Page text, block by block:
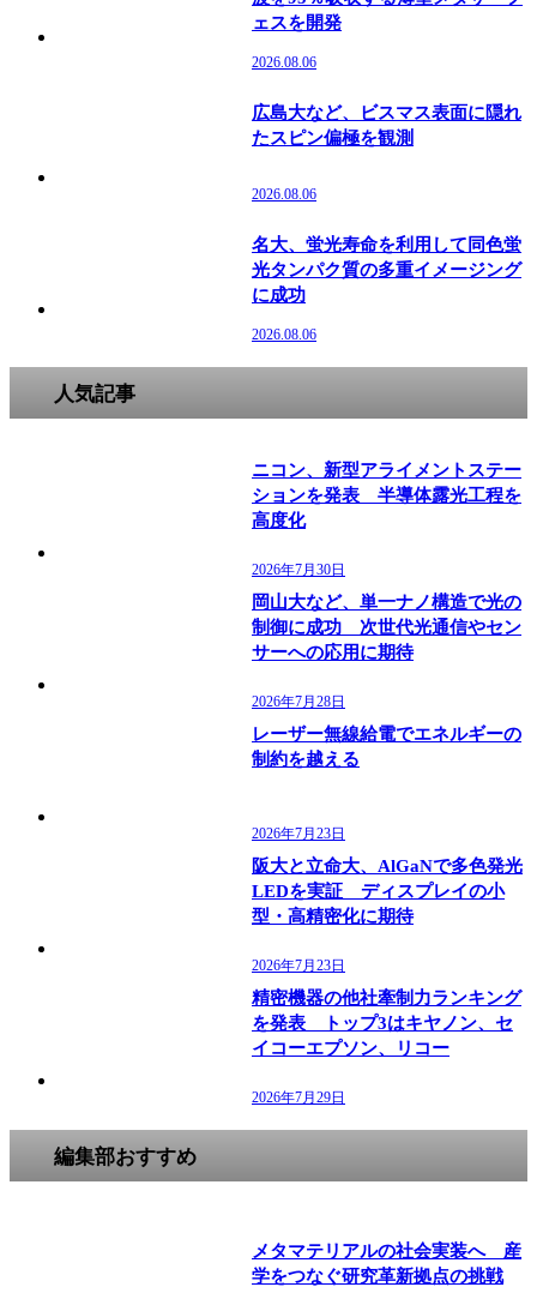
ェスを開発
2026.08.06
広島大など、ビスマス表面に隠れ
たスピン偏極を観測
2026.08.06
名大、蛍光寿命を利用して同色蛍
光タンパク質の多重イメージング
に成功
2026.08.06
人気記事
ニコン、新型アライメントステー
ションを発表 半導体露光工程を
高度化
2026年7月30日
岡山大など、単一ナノ構造で光の
制御に成功 次世代光通信やセン
サーへの応用に期待
2026年7月28日
レーザー無線給電でエネルギーの
制約を越える
2026年7月23日
阪大と立命大、AlGaNで多色発光
LEDを実証 ディスプレイの小
型・高精密化に期待
2026年7月23日
精密機器の他社牽制力ランキング
を発表 トップ3はキヤノン、セ
イコーエプソン、リコー
2026年7月29日
編集部おすすめ
メタマテリアルの社会実装へ 産
学をつなぐ研究革新拠点の挑戦